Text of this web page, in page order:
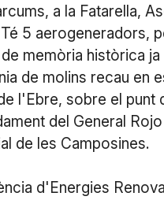
a la Fatarella,
5 aerogeneradors,
memòria històrica ja
de molins recau en
l'Ebre, sobre el punt
del General
de les Camposines.
d'Energies